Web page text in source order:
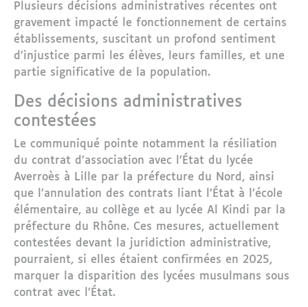
Plusieurs décisions administratives récentes ont
gravement impacté le fonctionnement de certains
établissements, suscitant un profond sentiment
d’injustice parmi les élèves, leurs familles, et une
partie significative de la population.
Des décisions administratives
contestées
Le communiqué pointe notamment la résiliation
du contrat d’association avec l’État du lycée
Averroès à Lille par la préfecture du Nord, ainsi
que l’annulation des contrats liant l’État à l’école
élémentaire, au collège et au lycée Al Kindi par la
préfecture du Rhône. Ces mesures, actuellement
contestées devant la juridiction administrative,
pourraient, si elles étaient confirmées en 2025,
marquer la disparition des lycées musulmans sous
contrat avec l’État.